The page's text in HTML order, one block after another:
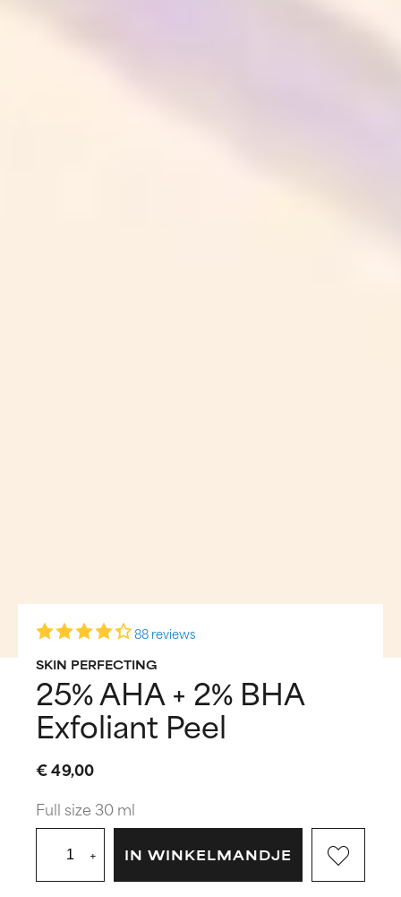
88 reviews
SKIN PERFECTING
25% AHA + 2% BHA
Exfoliant Peel
€ 49,00
Full size 30 ml
+
IN WINKELMANDJE